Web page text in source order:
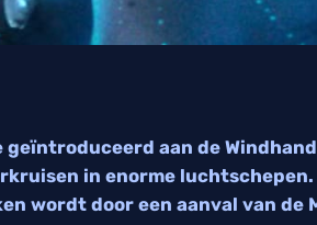
geïntroduceerd aan de
in enorme luchtschepen.
wordt door een aanval van de